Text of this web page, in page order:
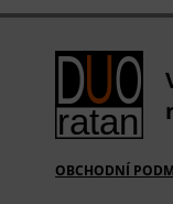
OBCHODNÍ